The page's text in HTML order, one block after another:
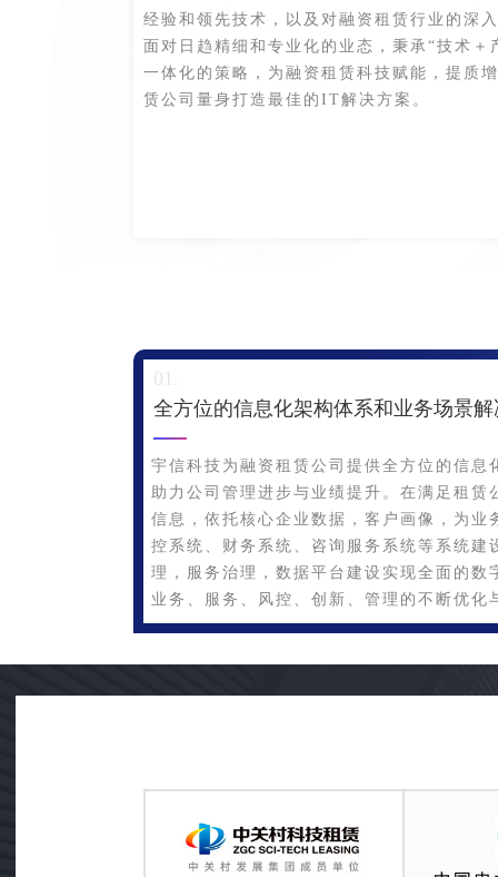
经验和领先技术，以及对融资租赁行业的深
面对日趋精细和专业化的业态，秉承“技术＋
一体化的策略，为融资租赁科技赋能，提质
赁公司量身打造最佳的IT解决方案。
全方位的信息化架构体系和业务场景
宇信科技为融资租赁公司提供全方位的信
助力公司管理进步与业绩提升。在满足租
信息，依托核心企业数据，客户画像，为
控系统、财务系统、咨询服务系统等系统
理，服务治理，数据平台建设实现全面的
业务、服务、风控、创新、管理的不断优化